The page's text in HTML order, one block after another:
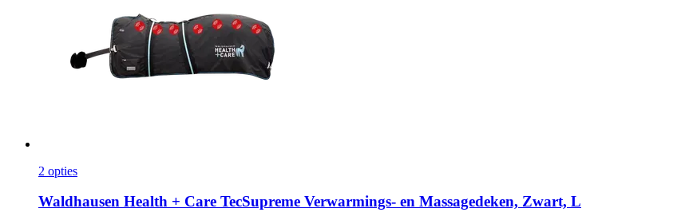
2 opties
Waldhausen Health + Care TecSupreme Verwarmings-​ en Massagedeken, Zwart, L